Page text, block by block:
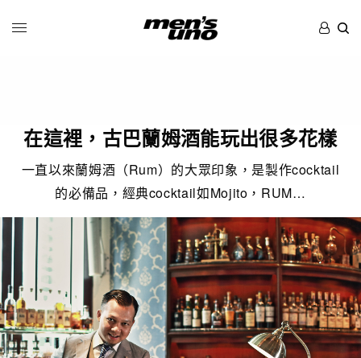
在這裡，古巴蘭姆酒能玩出很多花樣
一直以來蘭姆酒（Rum）的大眾印象，是製作cocktail
的必備品，經典cocktail如Mojito，RUM…